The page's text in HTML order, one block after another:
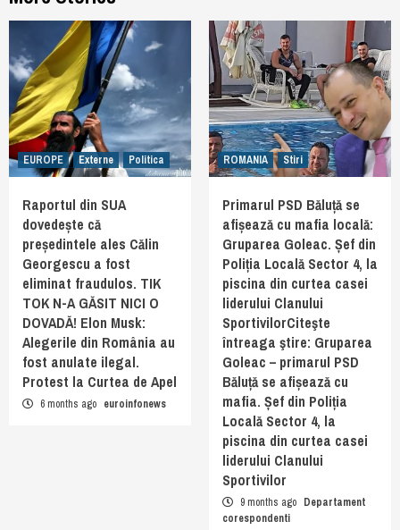
EUROPE Externe Politica
Raportul din SUA
dovedește că
președintele ales Călin
Georgescu a fost
eliminat fraudulos. TIK
TOK N-A GĂSIT NICI O
DOVADĂ! Elon Musk:
Alegerile din România au
fost anulate ilegal.
Protest la Curtea de Apel
6 months ago euroinfonews
ROMANIA Stiri
Primarul PSD Băluță se
afișează cu mafia locală:
Gruparea Goleac. Șef din
Poliția Locală Sector 4, la
piscina din curtea casei
liderului Clanului
SportivilorCiteşte
întreaga ştire: Gruparea
Goleac – primarul PSD
Băluță se afișează cu
mafia. Șef din Poliția
Locală Sector 4, la
piscina din curtea casei
liderului Clanului
Sportivilor
9 months ago Departament
corespondenti